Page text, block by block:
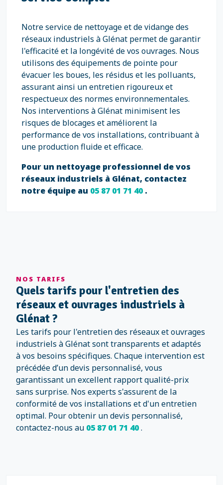
Notre service de nettoyage et de vidange des
réseaux industriels à Glénat permet de garantir
l'efficacité et la longévité de vos ouvrages. Nous
utilisons des équipements de pointe pour
évacuer les boues, les résidus et les polluants,
assurant ainsi un entretien rigoureux et
respectueux des normes environnementales.
Nos interventions à Glénat minimisent les
risques de blocages et améliorent la
performance de vos installations, contribuant à
une production fluide et efficace.
Pour un nettoyage professionnel de vos
réseaux industriels à Glénat, contactez
notre équipe au 05 87 01 71 40.
NOS TARIFS
Quels tarifs pour l'entretien des
réseaux et ouvrages industriels à
Glénat ?
Les tarifs pour l'entretien des réseaux et ouvrages
industriels à Glénat sont transparents et adaptés
à vos besoins spécifiques. Chaque intervention est
précédée d’un devis personnalisé, vous
garantissant un excellent rapport qualité-prix
sans surprise. Nos experts s'assurent de la
conformité de vos installations et d'un entretien
optimal. Pour obtenir un devis personnalisé,
contactez-nous au 05 87 01 71 40.